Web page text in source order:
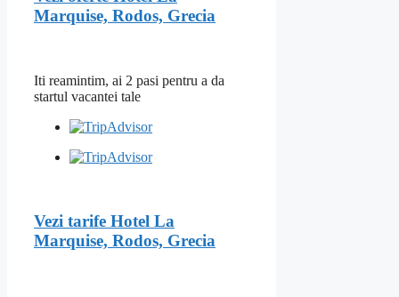
Marquise, Rodos, Grecia
Iti reamintim, ai 2 pasi pentru a da
startul vacantei tale
Vezi tarife Hotel La
Marquise, Rodos, Grecia